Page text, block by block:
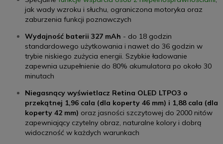
jak wady wzroku i słuchu, ograniczona motoryka oraz
zaburzenia funkcji poznawczych
Wydajność baterii 327 mAh - do 18 godzin
standardowego użytkowania i nawet do 36 godzin w
trybie niskiego zużycia energii. Szybkie ładowanie
zapewnia uzupełnienie do 80% akumulatora po około 30
minutach
Niegasnący wyświetlacz Retina OLED LTPO3 o
przekątnej 1,96 cala (dla koperty 46 mm) i 1,88 cala (dla
koperty 42 mm) oraz jasności szczytowej do 2000 nitów
zapewniający czytelny obraz, naturalne kolory i dobrą
widoczność w każdych warunkach